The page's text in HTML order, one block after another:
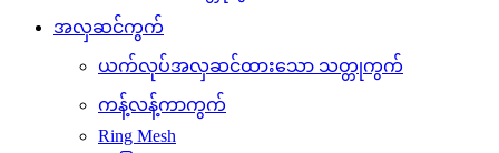
အလှဆင်ကွက်
ယက်လုပ်အလှဆင်ထားသော သတ္တုကွက်
ကန့်လန့်ကာကွက်
Ring Mesh